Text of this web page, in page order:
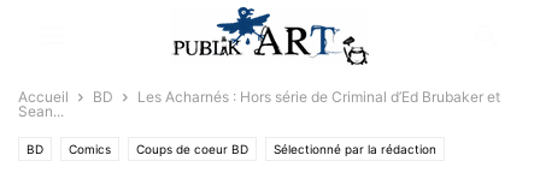
Accueil BD
Les Acharnés : Hors série de Criminal d’Ed Brubaker et
Sean...
BD Comics Coups de coeur BD Sélectionné par la rédaction